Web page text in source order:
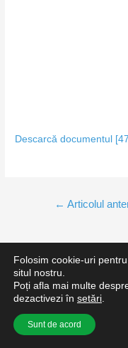
Descarcă documentul
← Articolul
Copyright 2021 ©
Folosim cookie-uri
situl nostru.
Poți afla mai multe
dezactivezi în setări
Sunt de acord